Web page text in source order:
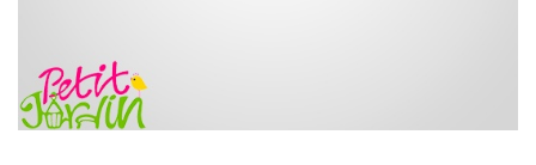
Ароматы
Посуда